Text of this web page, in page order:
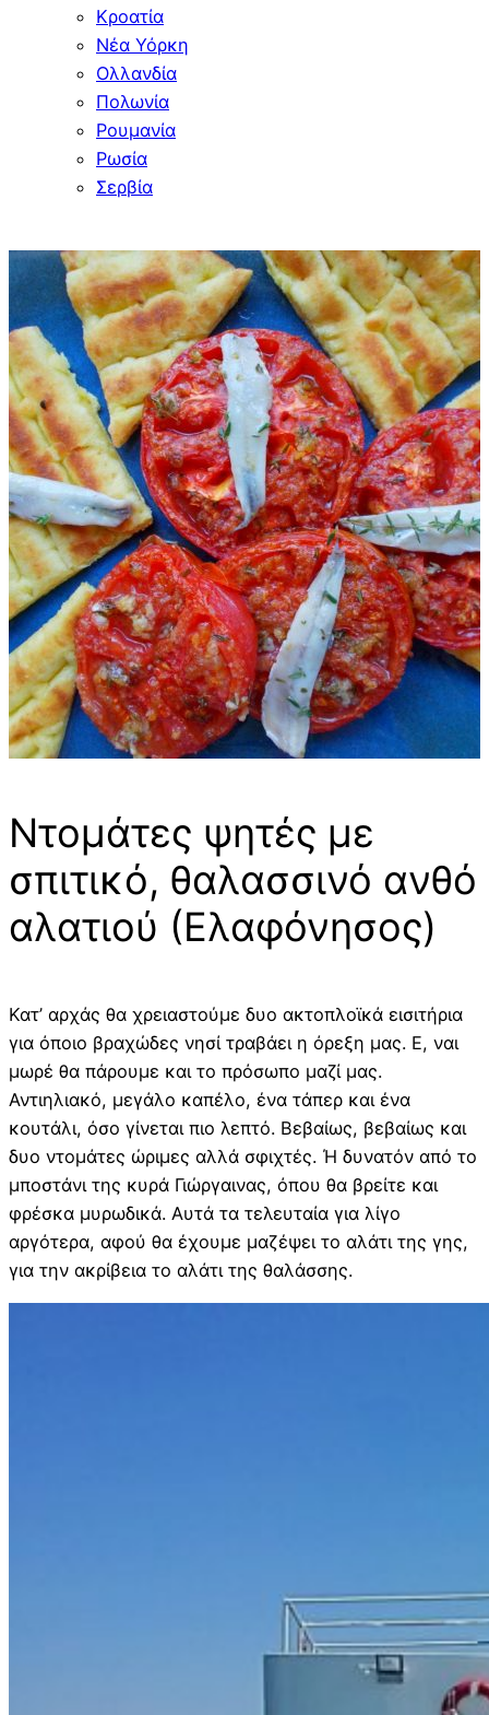
Κροατία
Νέα Υόρκη
Ολλανδία
Πολωνία
Ρουμανία
Ρωσία
Σερβία
Ντομάτες ψητές με
σπιτικό, θαλασσινό ανθό
αλατιού (Ελαφόνησος)
Κατ’ αρχάς θα χρειαστούμε δυο ακτοπλοϊκά εισιτήρια
για όποιο βραχώδες νησί τραβάει η όρεξη μας. Ε, ναι
μωρέ θα πάρουμε και το πρόσωπο μαζί μας.
Αντιηλιακό, μεγάλο καπέλο, ένα τάπερ και ένα
κουτάλι, όσο γίνεται πιο λεπτό. Βεβαίως, βεβαίως και
δυο ντομάτες ώριμες αλλά σφιχτές. Ή δυνατόν από το
μποστάνι της κυρά Γιώργαινας, όπου θα βρείτε και
φρέσκα μυρωδικά. Αυτά τα τελευταία για λίγο
αργότερα, αφού θα έχουμε μαζέψει το αλάτι της γης,
για την ακρίβεια το αλάτι της θαλάσσης.